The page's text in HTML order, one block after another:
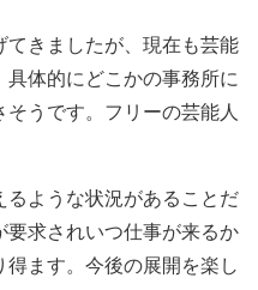
きましたが、現在も芸能
体的にどこかの事務所に
うです。フリーの芸能人
ような状況があることだ
求されいつ仕事が来るか
ます。今後の展開を楽し